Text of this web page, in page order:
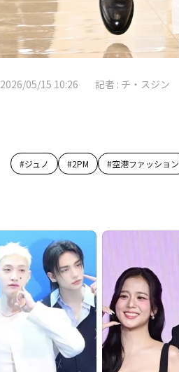
2026/05/15 10:26 記者 : チ・スジン
#ジュノ #2PM #空港ファッション